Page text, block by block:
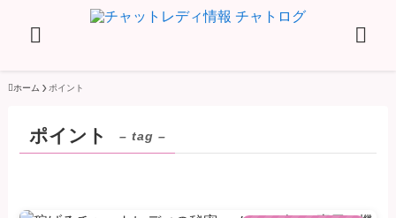
ホーム ポイント
ポイント – tag –